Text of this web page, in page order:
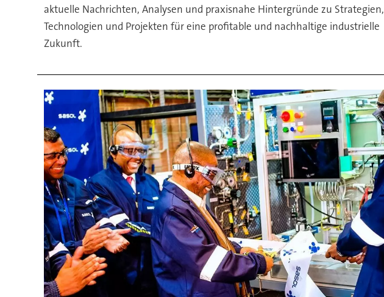
Prozessindustrie
aktuelle Nachrichten, Analysen und praxisnahe Hintergründe zu Strategien,
Technologien und Projekten für eine profitable und nachhaltige industrielle
Zukunft.